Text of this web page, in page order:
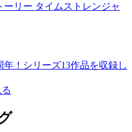
ーリー タイムストレンジャ
年！シリーズ13作品を収録し